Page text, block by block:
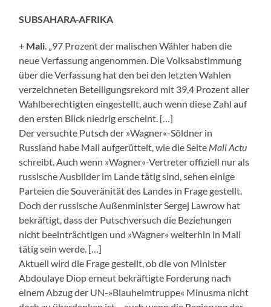
SUBSAHARA-AFRIKA
+ Mali . „97 Prozent der malischen Wähler haben die
neue Verfassung angenommen. Die Volksabstimmung
über die Verfassung hat den bei den letzten Wahlen
verzeichneten Beteiligungsrekord mit 39,4 Prozent aller
Wahlberechtigten eingestellt, auch wenn diese Zahl auf
den ersten Blick niedrig erscheint. […]
Der versuchte Putsch der »Wagner«-Söldner in
Russland habe Mali aufgerüttelt, wie die Seite Mali Actu
schreibt. Auch wenn »Wagner«-Vertreter offiziell nur als
russische Ausbilder im Lande tätig sind, sehen einige
Parteien die Souveränität des Landes in Frage gestellt.
Doch der russische Außenminister Sergej Lawrow hat
bekräftigt, dass der Putschversuch die Beziehungen
nicht beeinträchtigen und »Wagner« weiterhin in Mali
tätig sein werde. […]
Aktuell wird die Frage gestellt, ob die von Minister
Abdoulaye Diop erneut bekräftigte Forderung nach
einem Abzug der UN-»Blauhelmtruppe« Minusma nicht